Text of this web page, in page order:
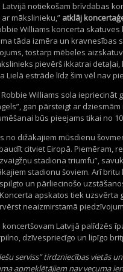
Latvijā notiekošam brīvdabas
mākslinieku,” atklāj
Williams koncerta
tāda izmēra un kravnesības
tostarp mēbeles
pievērš ikkatrai
Lielā estrāde līdz šim vēl nav
Williams sola iepriecināt
gan pārsteigt ar
būs pieejams tikai no
no dižākajiem mūsdienu
citviet Eiropā. Piemēram,
stadiona triumfu”,
stadionu šoviem. Arī britu
un pārliecinošo
apskatos tiek uzsvērta
neaizmirstamā
Latvijā palīdzēs
dzīvespriecīgo un lipīgo
serviss” tirdzniecības vietās un
apmeklētājiem nav vecuma